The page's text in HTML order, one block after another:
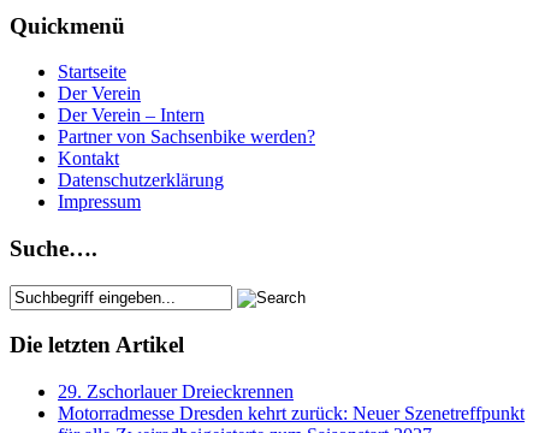
Quickmenü
Startseite
Der Verein
Der Verein – Intern
Partner von Sachsenbike werden?
Kontakt
Datenschutzerklärung
Impressum
Suche….
Die letzten Artikel
29. Zschorlauer Dreieckrennen
Motorradmesse Dresden kehrt zurück: Neuer Szenetreffpunkt